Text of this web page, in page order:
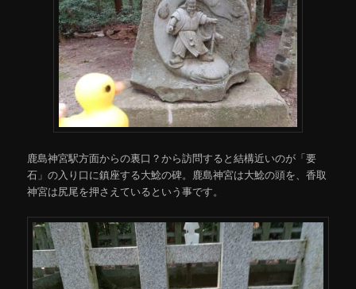
鹿島神宮駅方面からの裏口？から訪問すると結構近いのが「要
石」の入り口に鎮座する大鯰の碑。鹿島神宮は大鯰の頭を、香取
神宮は尻尾を押さえているという事です。